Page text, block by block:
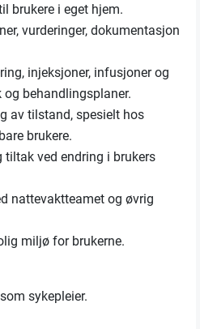
brukere i eget hjem.
vurderinger, dokumentasjon
injeksjoner, infusjoner og
behandlingsplaner.
av tilstand, spesielt hos
brukere.
ved endring i brukers
nattevaktteamet og øvrig
miljø for brukerne.
sykepleier.